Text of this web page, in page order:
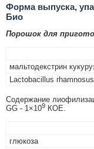
Форма выпуска,
Био
Порошок для
мальтодекстрин
Lactobacillus
Содержание
GG - 1×109 КОЕ.
глюкоза